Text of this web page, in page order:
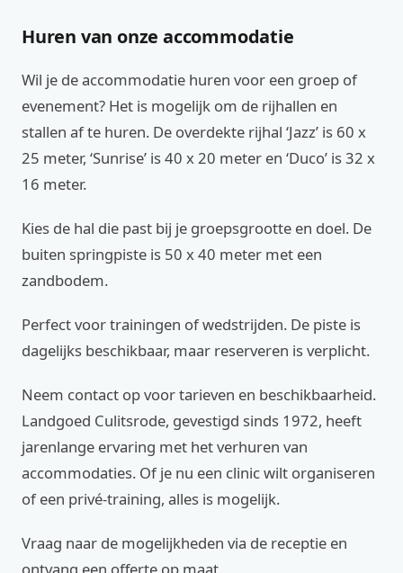
Huren van onze accommodatie
Wil je de accommodatie huren voor een groep of
evenement? Het is mogelijk om de rijhallen en
stallen af te huren. De overdekte rijhal ‘Jazz’ is 60 x
25 meter, ‘Sunrise’ is 40 x 20 meter en ‘Duco’ is 32 x
16 meter.
Kies de hal die past bij je groepsgrootte en doel. De
buiten springpiste is 50 x 40 meter met een
zandbodem.
Perfect voor trainingen of wedstrijden. De piste is
dagelijks beschikbaar, maar reserveren is verplicht.
Neem contact op voor tarieven en beschikbaarheid.
Landgoed Culitsrode, gevestigd sinds 1972, heeft
jarenlange ervaring met het verhuren van
accommodaties. Of je nu een clinic wilt organiseren
of een privé-training, alles is mogelijk.
Vraag naar de mogelijkheden via de receptie en